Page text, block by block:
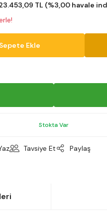
TL (%3,00 havale
Sepete Ekle
Stokta Var
Tavsiye Et Paylaş